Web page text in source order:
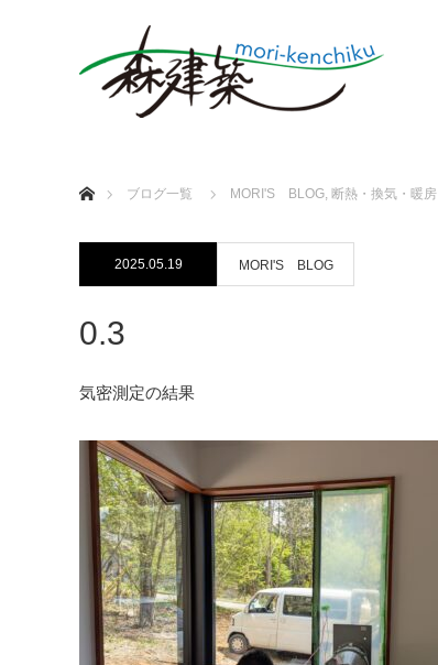
ブログ一覧
MORI'S BLOG, 断熱・換気・暖房
2025.05.19 MORI'S BLOG
0.3
気密測定の結果